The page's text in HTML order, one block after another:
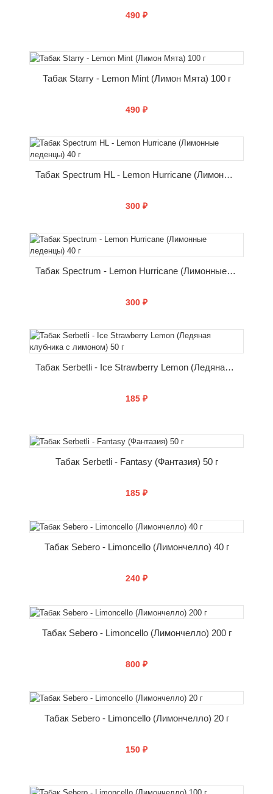
490 ₽
КУПИТЬ
Табак Starry - Lemon Mint (Лимон Мята) 100 г
490 ₽
КУПИТЬ
Табак Spectrum HL - Lemon Hurricane (Лимонные леденцы) 40 г
300 ₽
КУПИТЬ
Табак Spectrum - Lemon Hurricane (Лимонные леденцы) 40 г
300 ₽
КУПИТЬ
Табак Serbetli - Ice Strawberry Lemon (Ледяная клубника с лимоном) 50 г
185 ₽
КУПИТЬ
Табак Serbetli - Fantasy (Фантазия) 50 г
185 ₽
КУПИТЬ
Табак Sebero - Limoncello (Лимончелло) 40 г
240 ₽
КУПИТЬ
Табак Sebero - Limoncello (Лимончелло) 200 г
800 ₽
КУПИТЬ
Табак Sebero - Limoncello (Лимончелло) 20 г
150 ₽
КУПИТЬ